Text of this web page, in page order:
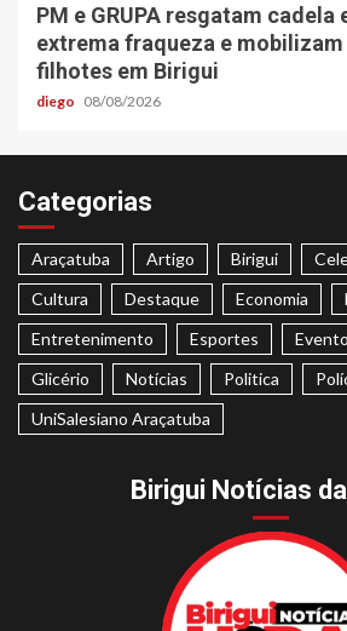
PM e GRUPA resgatam cadela
extrema fraqueza e
filhotes em Birigui
diego 08/08/2026
Categorias
Araçatuba Artigo Birigui
Cultura
Destaque Economia
Entretenimento
Esportes
Glicério
Notícias Politica
UniSalesiano Araçatuba
Birigui Notícias